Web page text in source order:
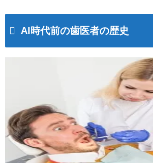
AI時代前の歯医者の歴史